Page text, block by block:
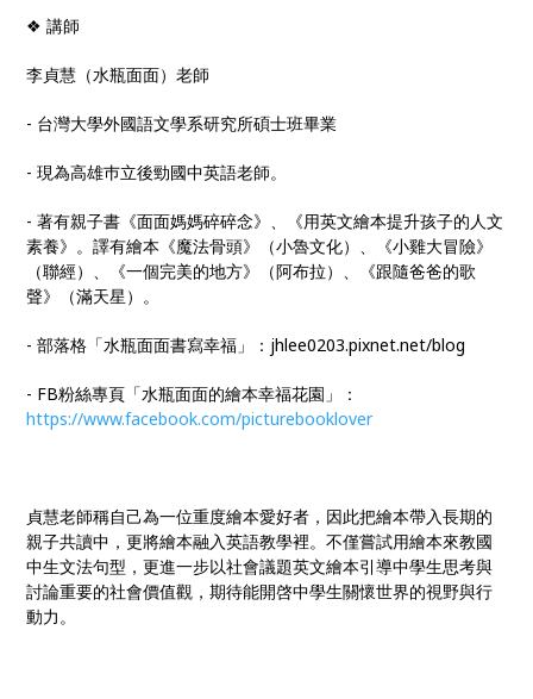
❖ 講師
李貞慧（水瓶面面）老師
- 台灣大學外國語文學系研究所碩士班畢業
- 現為高雄巿立後勁國中英語老師。
- 著有親子書《面面媽媽碎碎念》、《用英文繪本提升孩子的人文
素養》。譯有繪本《魔法骨頭》（小魯文化）、《小雞大冒險》
（聯經）、《一個完美的地方》（阿布拉）、《跟隨爸爸的歌
聲》（滿天星）。
- 部落格「水瓶面面書寫幸福」：jhlee0203.pixnet.net/blog
- FB粉絲專頁「水瓶面面的繪本幸福花園」：
https://www.facebook.com/picturebooklover
貞慧老師稱自己為一位重度繪本愛好者，因此把繪本帶入長期的
親子共讀中，更將繪本融入英語教學裡。不僅嘗試用繪本來教國
中生文法句型，更進一步以社會議題英文繪本引導中學生思考與
討論重要的社會價值觀，期待能開啓中學生關懷世界的視野與行
動力。